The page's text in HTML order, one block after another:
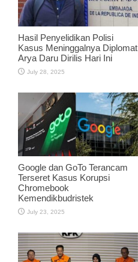
Hasil Penyelidikan Polisi
Kasus Meninggalnya Diplomat
Arya Daru Dirilis Hari Ini
July 28, 2025
Google dan GoTo Terancam
Terseret Kasus Korupsi
Chromebook
Kemendikbudristek
July 23, 2025